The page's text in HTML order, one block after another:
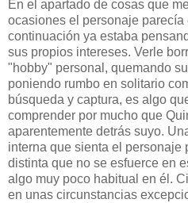
En el apartado de cosas que
ocasiones el personaje parecía
continuación ya estaba
sus propios intereses. Verle
"hobby" personal, quemando
poniendo rumbo en solitario
búsqueda y captura, es algo
comprender por mucho que
aparentemente detrás suyo.
interna que sienta el personaje
distinta que no se esfuerce en
algo muy poco habitual en él.
en unas circunstancias